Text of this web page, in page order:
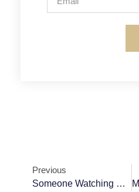
Previous
Someone Watching Your Back? We Will Do It For You.